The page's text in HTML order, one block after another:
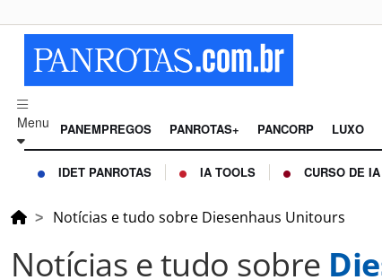
Menu PANEMPREGOS PANROTAS+ PANCORP LUXO
IDET PANROTAS IA TOOLS CURSO DE IA
Notícias e tudo sobre Diesenhaus Unitours
Notícias e tudo sobre